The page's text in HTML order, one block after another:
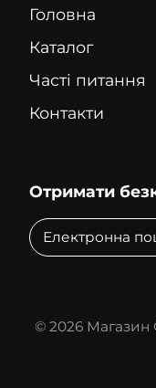
Головна
Каталог
Часті питання
Контакти
Отримати
Електронна
пошта
© 2026 Магазин